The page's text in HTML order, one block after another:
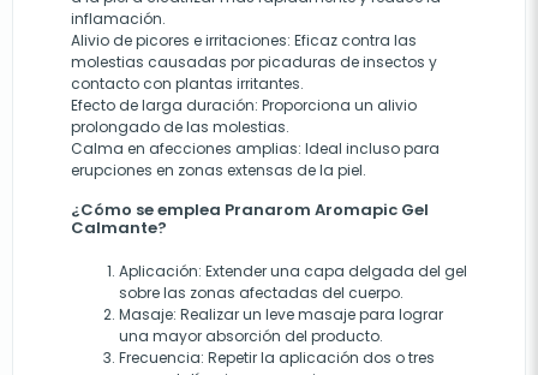
inflamación.
Alivio de picores e irritaciones: Eficaz contra las
molestias causadas por picaduras de insectos y
contacto con plantas irritantes.
Efecto de larga duración: Proporciona un alivio
prolongado de las molestias.
Calma en afecciones amplias: Ideal incluso para
erupciones en zonas extensas de la piel.
¿Cómo se emplea Pranarom Aromapic Gel
Calmante?
Aplicación: Extender una capa delgada del gel
sobre las zonas afectadas del cuerpo.
Masaje: Realizar un leve masaje para lograr
una mayor absorción del producto.
Frecuencia: Repetir la aplicación dos o tres